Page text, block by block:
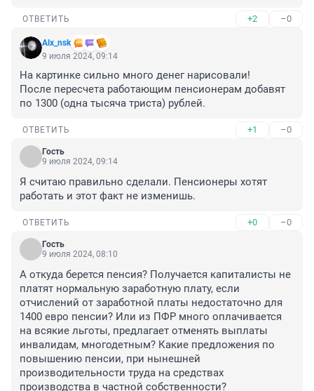
ОТВЕТИТЬ +2 –0
Alx_nsk
9 июля 2024, 09:14
На картинке сильно много денег нарисовали!
После пересчета работающим пенсионерам добавят
по 1300 (одна тысяча триста) рублей.
ОТВЕТИТЬ +1 –0
Гость
9 июля 2024, 09:14
Я считаю правильно сделали. Пенсионеры хотят
работать и этот факт не изменишь.
ОТВЕТИТЬ +0 –0
Гость
9 июля 2024, 08:10
А откуда берется пенсия? Получается капиталисты не
платят нормальную заработную плату, если
отчислений от заработной платы недостаточно для
1400 евро пенсии? Или из ПФР много оплачивается
на всякие льготы, предлагает отменять выплаты
инвалидам, многодетным? Какие предложения по
повышению пенсии, при нынешней
производительности труда на средствах
производства в частной собственности?